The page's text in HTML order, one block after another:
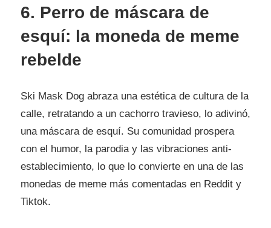
6. Perro de máscara de
esquí: la moneda de meme
rebelde
Ski Mask Dog abraza una estética de cultura de la
calle, retratando a un cachorro travieso, lo adivinó,
una máscara de esquí. Su comunidad prospera
con el humor, la parodia y las vibraciones anti-
establecimiento, lo que lo convierte en una de las
monedas de meme más comentadas en Reddit y
Tiktok.